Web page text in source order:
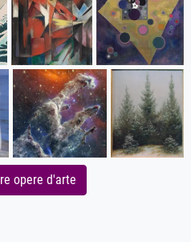
opere d'arte